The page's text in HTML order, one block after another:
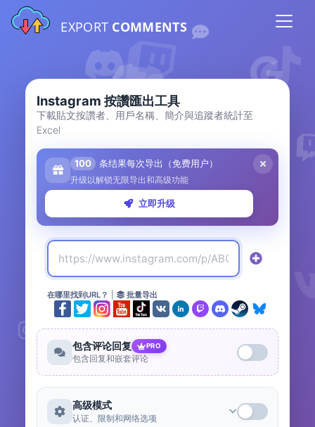
EXPORT COMMENTS
Instagram 按讚匯出工具
下載貼文按讚者、用戶名稱、簡介與追蹤者統計至
Excel
100 条结果每次导出（免费用户）
升级以解锁无限导出和高级功能
立即升级
在哪里找到URL？ 批量导出
包含评论回复 PRO
包含回复和嵌套评论
高级模式
认证、限制和网络选项